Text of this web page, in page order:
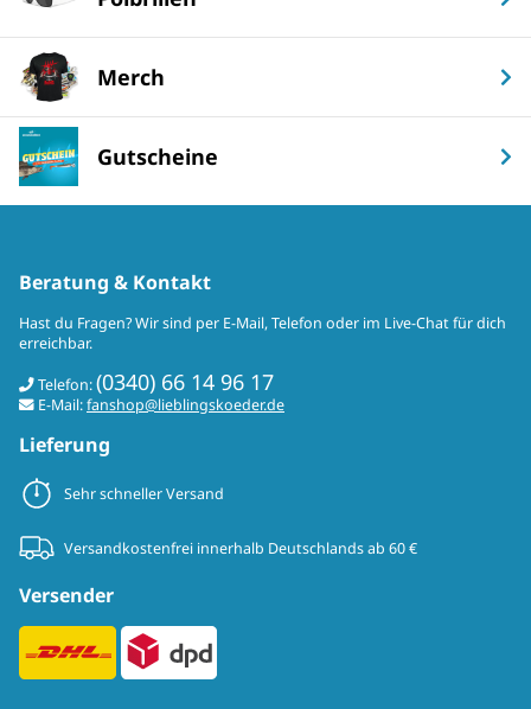
Merch
Gutscheine
Beratung & Kontakt
Hast du Fragen? Wir sind per E-Mail, Telefon oder im Live-Chat für dich
erreichbar.
Telefon:(0340) 66 14 96 17
E-Mail:fanshop@lieblingskoeder.de
Lieferung
Sehr schneller Versand
Versandkostenfrei innerhalb Deutschlands ab 60 €
Versender